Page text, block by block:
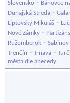
Slovensko - Bánovce
Dunajská Streda -
Liptovský Mikuláš -
Nové Zámky -
Ružomberok - Sabinov
Trenčín - Trnava -
města dle abecedy